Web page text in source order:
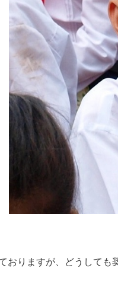
おりますが、どうしても